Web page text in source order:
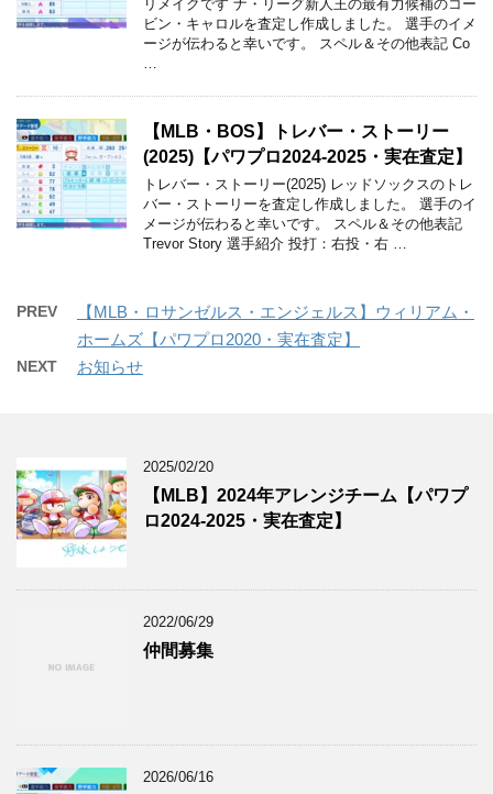
リメイクです ナ・リーグ新人王の最有力候補のコー
ビン・キャロルを査定し作成しました。 選手のイメ
ージが伝わると幸いです。 スペル＆その他表記 Co
【MLB・BOS】トレバー・ストーリー
(2025)【パワプロ2024-2025・実在査定】
トレバー・ストーリー(2025) レッドソックスのトレ
バー・ストーリーを査定し作成しました。 選手のイ
メージが伝わると幸いです。 スペル＆その他表記
Trevor Story 選手紹介 投打：右投・右 …
PREV
【MLB・ロサンゼルス・エンジェルス】ウィリアム・
ホームズ【パワプロ2020・実在査定】
NEXT お知らせ
2025/02/20
【MLB】2024年アレンジチーム【パワプ
ロ2024-2025・実在査定】
2022/06/29
仲間募集
2026/06/16